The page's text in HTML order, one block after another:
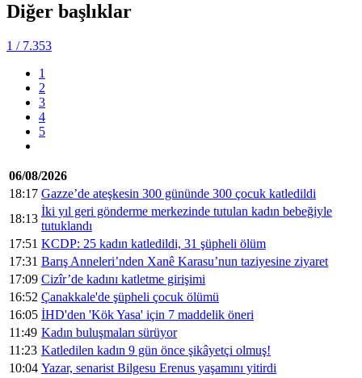
Diğer başlıklar
1 / 7.353
1
2
3
4
5
06/08/2026
18:17 Gazze’de ateşkesin 300 gününde 300 çocuk katledildi
18:13
İki yıl geri gönderme merkezinde tutulan kadın bebeğiyle
tutuklandı
17:51 KCDP: 25 kadın katledildi, 31 şüpheli ölüm
17:31 Barış Anneleri’nden Xanê Karasu’nun taziyesine ziyaret
17:09 Cizîr’de kadını katletme girişimi
16:52 Çanakkale'de şüpheli çocuk ölümü
16:05 İHD'den 'Kök Yasa' için 7 maddelik öneri
11:49 Kadın buluşmaları sürüyor
11:23 Katledilen kadın 9 gün önce şikâyetçi olmuş!
10:04 Yazar, senarist Bilgesu Erenus yaşamını yitirdi